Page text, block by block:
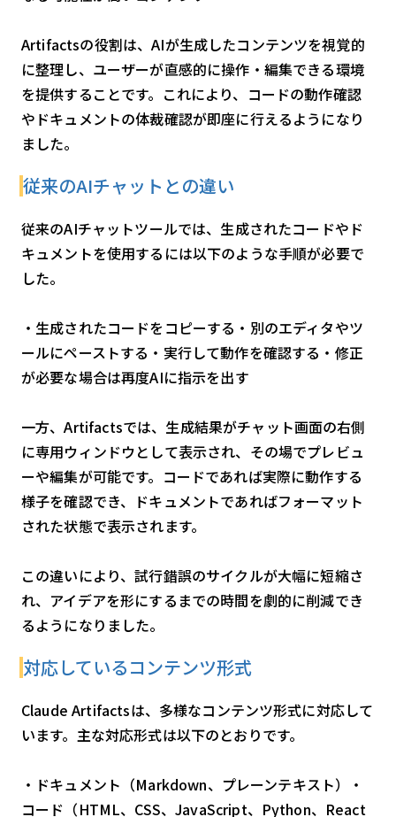
Artifactsの役割は、AIが生成したコンテンツを視覚的
に整理し、ユーザーが直感的に操作・編集できる環境
を提供することです。これにより、コードの動作確認
やドキュメントの体裁確認が即座に行えるようになり
ました。
従来のAIチャットとの違い
従来のAIチャットツールでは、生成されたコードやド
キュメントを使用するには以下のような手順が必要で
した。
・生成されたコードをコピーする・別のエディタやツ
ールにペーストする・実行して動作を確認する・修正
が必要な場合は再度AIに指示を出す
一方、Artifactsでは、生成結果がチャット画面の右側
に専用ウィンドウとして表示され、その場でプレビュ
ーや編集が可能です。コードであれば実際に動作する
様子を確認でき、ドキュメントであればフォーマット
された状態で表示されます。
この違いにより、試行錯誤のサイクルが大幅に短縮さ
れ、アイデアを形にするまでの時間を劇的に削減でき
るようになりました。
対応しているコンテンツ形式
Claude Artifactsは、多様なコンテンツ形式に対応して
います。主な対応形式は以下のとおりです。
・ドキュメント（Markdown、プレーンテキスト）・
コード（HTML、CSS、JavaScript、Python、React